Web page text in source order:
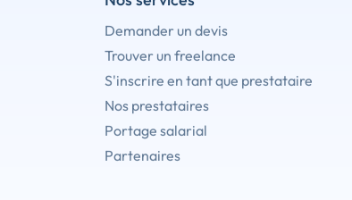
Demander un devis
Trouver un freelance
S'inscrire en tant que prestataire
Nos prestataires
Portage salarial
Partenaires